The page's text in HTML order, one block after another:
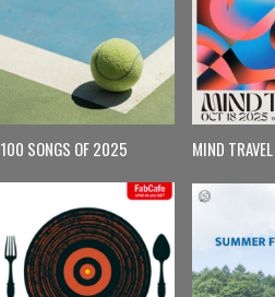
100 SONGS OF 2025 MIND TRAVEL